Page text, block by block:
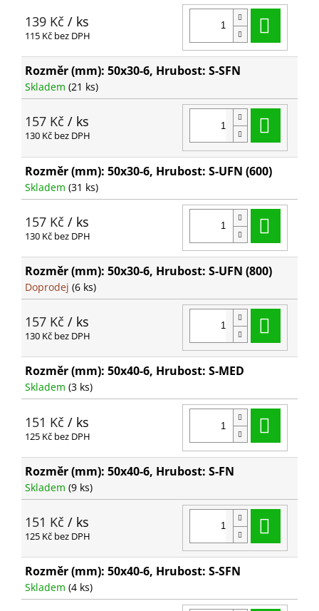
139 Kč / ks
115 Kč bez DPH
Rozměr (mm): 50x30-6, Hrubost: S-SFN
Skladem (21 ks)
157 Kč / ks
130 Kč bez DPH
Rozměr (mm): 50x30-6, Hrubost: S-UFN (600)
Skladem (31 ks)
157 Kč / ks
130 Kč bez DPH
Rozměr (mm): 50x30-6, Hrubost: S-UFN (800)
Doprodej (6 ks)
157 Kč / ks
130 Kč bez DPH
Rozměr (mm): 50x40-6, Hrubost: S-MED
Skladem (3 ks)
151 Kč / ks
125 Kč bez DPH
Rozměr (mm): 50x40-6, Hrubost: S-FN
Skladem (9 ks)
151 Kč / ks
125 Kč bez DPH
Rozměr (mm): 50x40-6, Hrubost: S-SFN
Skladem (4 ks)